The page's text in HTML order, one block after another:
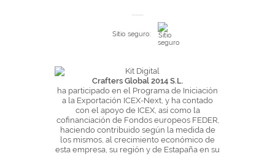
Pago seguro y financiación
Condiciones generales de Compra
Política de Privacidad
Política de Cookies
Sitio seguro:
Crafters Global 2014 S.L.
ha participado en el Programa de Iniciación
a la Exportación ICEX-Next, y ha contado
con el apoyo de ICEX, así como la
cofinanciación de Fondos europeos FEDER,
haciendo contribuido según la medida de
los mismos, al crecimiento económico de
esta empresa, su región y de Estapaña en su